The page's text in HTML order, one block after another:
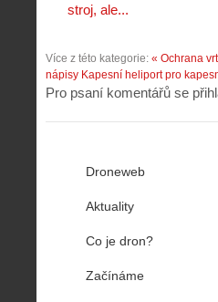
stroj, ale...
Více z této kategorie: « Ochrana
nápisy Kapesní heliport pro
Pro psaní komentářů se
Droneweb
Aktuality
Co je dron?
Začínáme